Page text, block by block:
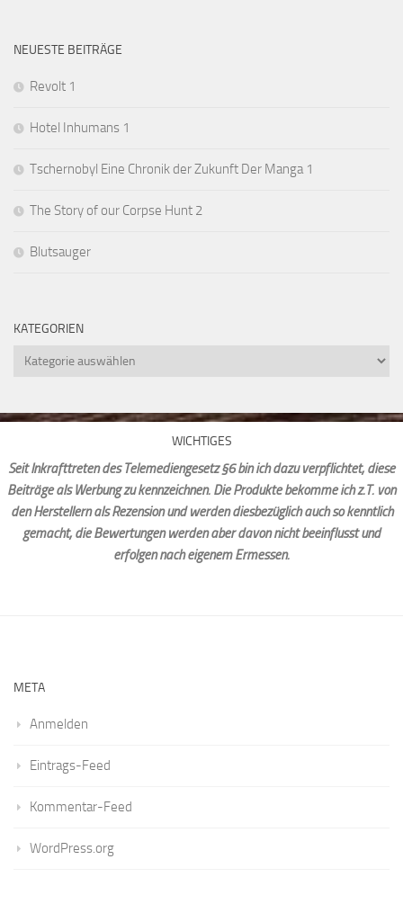
NEUESTE BEITRÄGE
Revolt 1
Hotel Inhumans 1
Tschernobyl Eine Chronik der Zukunft Der Manga 1
The Story of our Corpse Hunt 2
Blutsauger
KATEGORIEN
Kategorien
WICHTIGES
Seit Inkrafttreten des Telemediengesetz §6 bin ich dazu verpflichtet, diese
Beiträge als Werbung zu kennzeichnen. Die Produkte bekomme ich z.T. von
den Herstellern als Rezension und werden diesbezüglich auch so kenntlich
gemacht, die Bewertungen werden aber davon nicht beeinflusst und
erfolgen nach eigenem Ermessen.
META
Anmelden
Eintrags-Feed
Kommentar-Feed
WordPress.org